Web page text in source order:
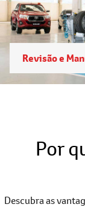
Revisão e
Por
Descubra as